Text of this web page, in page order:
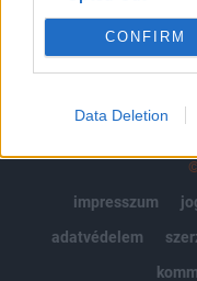
CONFIRM
Data Deletion
impresszum
adatvédelem